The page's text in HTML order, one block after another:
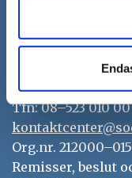
151 89 Södertälje
Besöksadress:
Tfn: 08–523 010 00
Org.nr.
Remisser, beslut